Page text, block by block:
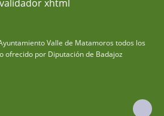
Valle de Matamoros todos los
ofrecido por Diputación de Badajoz